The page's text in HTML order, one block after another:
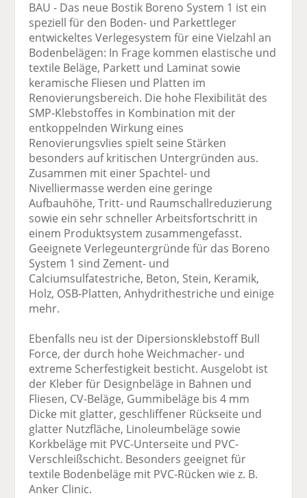
BAU - Das neue Bostik Boreno System 1 ist ein
speziell für den Boden- und Parkettleger
entwickeltes Verlegesystem für eine Vielzahl an
Bodenbelägen: In Frage kommen elastische und
textile Beläge, Parkett und Laminat sowie
keramische Fliesen und Platten im
Renovierungsbereich. Die hohe Flexibilität des
SMP-Klebstoffes in Kombination mit der
entkoppelnden Wirkung eines
Renovierungsvlies spielt seine Stärken
besonders auf kritischen Untergründen aus.
Zusammen mit einer Spachtel- und
Nivelliermasse werden eine geringe
Aufbauhöhe, Tritt- und Raumschallreduzierung
sowie ein sehr schneller Arbeitsfortschritt in
einem Produktsystem zusammengefasst.
Geeignete Verlegeuntergründe für das Boreno
System 1 sind Zement- und
Calciumsulfatestriche, Beton, Stein, Keramik,
Holz, OSB-Platten, Anhydrithestriche und einige
mehr.
Ebenfalls neu ist der Dipersionsklebstoff Bull
Force, der durch hohe Weichmacher- und
extreme Scherfestigkeit besticht. Ausgelobt ist
der Kleber für Designbeläge in Bahnen und
Fliesen, CV-Beläge, Gummibeläge bis 4 mm
Dicke mit glatter, geschliffener Rückseite und
glatter Nutzfläche, Linoleumbeläge sowie
Korkbeläge mit PVC-Unterseite und PVC-
Verschleißschicht. Besonders geeignet für
textile Bodenbeläge mit PVC-Rücken wie z. B.
Anker Clinic.